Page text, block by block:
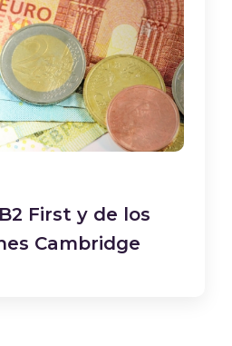
First y de los
Cambridge